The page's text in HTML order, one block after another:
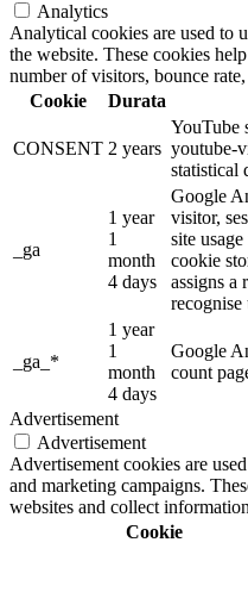
Analytics
Analytical cookies are used to
the website. These cookies
number of visitors, bounce
Cookie
Durata
CONSENT 2 years
YouTube
youtube-
statistical
_ga
1 year
1
month
4 days
Google
visitor,
site
cookie
assigns a
_ga_*
1 year
1
month
4 days
Google
count
Advertisement
Advertisement
Advertisement cookies are
and marketing campaigns.
websites and collect
Cookie